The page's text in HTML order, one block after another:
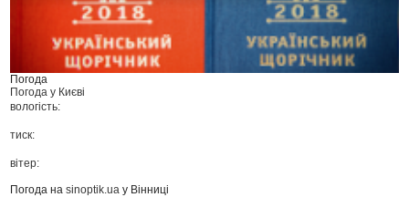
Погода
Погода у Києві
вологість:
тиск:
вітер:
Погода наsinoptik.ua у Вінниці